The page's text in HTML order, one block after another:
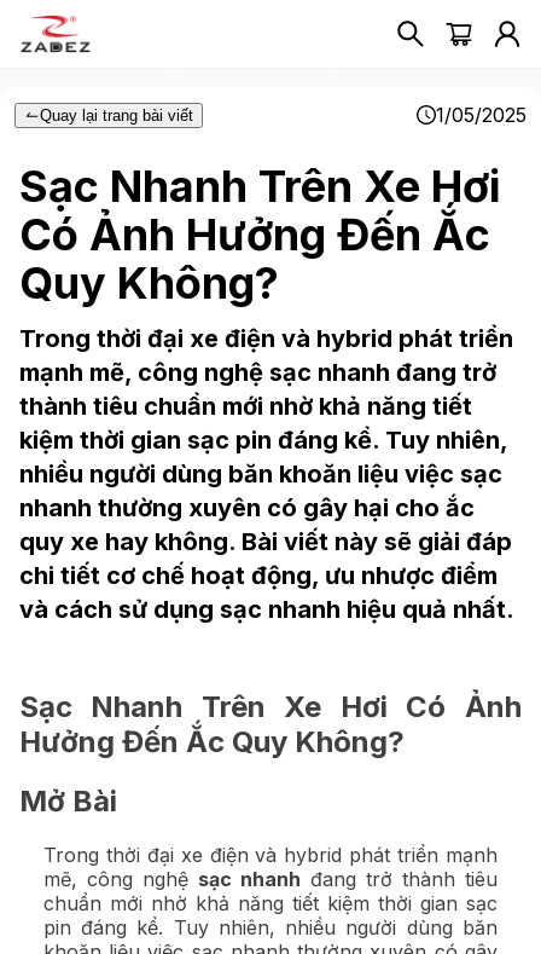
Quay lại trang bài viết 1/05/2025
Sạc Nhanh Trên Xe Hơi
Có Ảnh Hưởng Đến Ắc
Quy Không?
Trong thời đại xe điện và hybrid phát triển
mạnh mẽ, công nghệ sạc nhanh đang trở
thành tiêu chuẩn mới nhờ khả năng tiết
kiệm thời gian sạc pin đáng kể. Tuy nhiên,
nhiều người dùng băn khoăn liệu việc sạc
nhanh thường xuyên có gây hại cho ắc
quy xe hay không. Bài viết này sẽ giải đáp
chi tiết cơ chế hoạt động, ưu nhược điểm
và cách sử dụng sạc nhanh hiệu quả nhất.
Sạc Nhanh Trên Xe Hơi Có Ảnh
Hưởng Đến Ắc Quy Không?
Mở Bài
Trong thời đại xe điện và hybrid phát triển mạnh
mẽ, công nghệ sạc nhanh đang trở thành tiêu
chuẩn mới nhờ khả năng tiết kiệm thời gian sạc
pin đáng kể. Tuy nhiên, nhiều người dùng băn